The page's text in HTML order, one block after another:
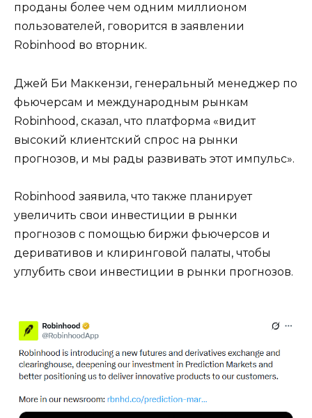
проданы более чем одним миллионом
пользователей, говорится в заявлении
Robinhood во вторник.
Джей Би Маккензи, генеральный менеджер по
фьючерсам и международным рынкам
Robinhood, сказал, что платформа «видит
высокий клиентский спрос на рынки
прогнозов, и мы рады развивать этот импульс».
Robinhood заявила, что также планирует
увеличить свои инвестиции в рынки
прогнозов с помощью биржи фьючерсов и
деривативов и клиринговой палаты, чтобы
углубить свои инвестиции в рынки прогнозов.